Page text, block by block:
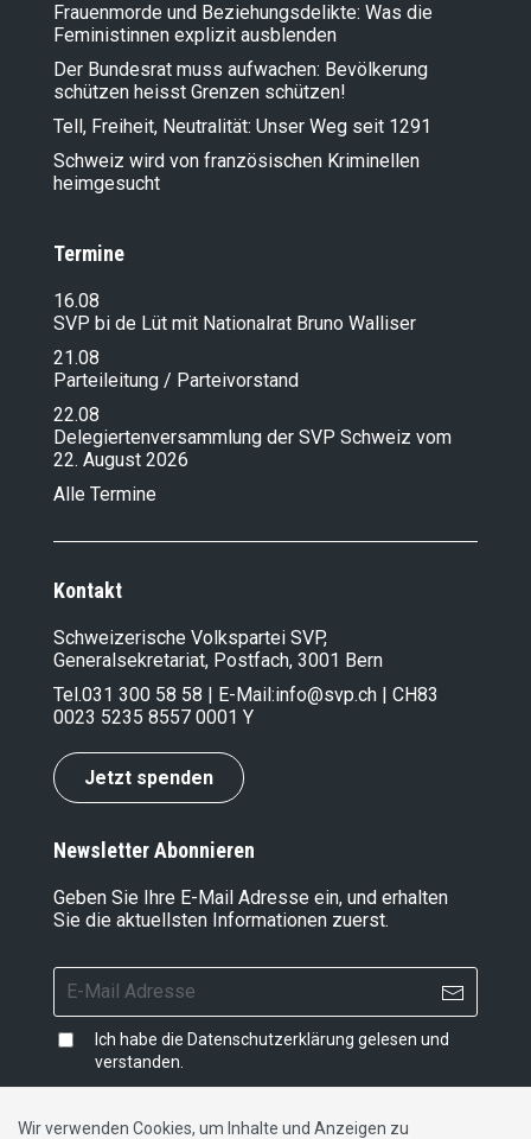
Frauenmorde und Beziehungsdelikte: Was die
Feministinnen explizit ausblenden
Der Bundesrat muss aufwachen: Bevölkerung
schützen heisst Grenzen schützen!
Tell, Freiheit, Neutralität: Unser Weg seit 1291
Schweiz wird von französischen Kriminellen
heimgesucht
Termine
16.08
SVP bi de Lüt mit Nationalrat Bruno Walliser
21.08
Parteileitung / Parteivorstand
22.08
Delegiertenversammlung der SVP Schweiz vom
22. August 2026
Alle Termine
Kontakt
Schweizerische Volkspartei SVP,
Generalsekretariat, Postfach, 3001 Bern
Tel.031 300 58 58 | E-Mail:info@svp.ch | CH83
0023 5235 8557 0001 Y
Jetzt spenden
Newsletter Abonnieren
Geben Sie Ihre E-Mail Adresse ein, und erhalten
Sie die aktuellsten Informationen zuerst.
Ich habe die Datenschutzerklärung gelesen und
verstanden.
Wir verwenden Cookies, um Inhalte und Anzeigen zu